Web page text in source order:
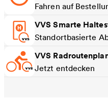
Fahren auf
VVS Smarte
Standortbasierte
VVS
Jetzt entdecken